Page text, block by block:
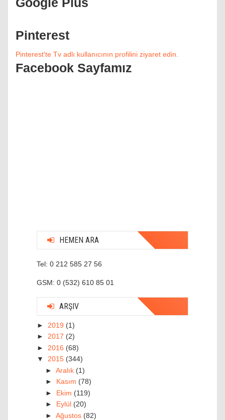
Pinterest
Pinterest'te Tv adlı kullanıcının profilini ziyaret edin.
Facebook Sayfamız
HEMEN ARA
Tel: 0 212 585 27 56
GSM: 0 (532) 610 85 01
ARŞIV
► 2019 (1)
► 2017 (2)
► 2016 (68)
▼ 2015 (344)
► Aralık (1)
► Kasım (78)
► Ekim (119)
► Eylül (20)
► Ağustos (82)